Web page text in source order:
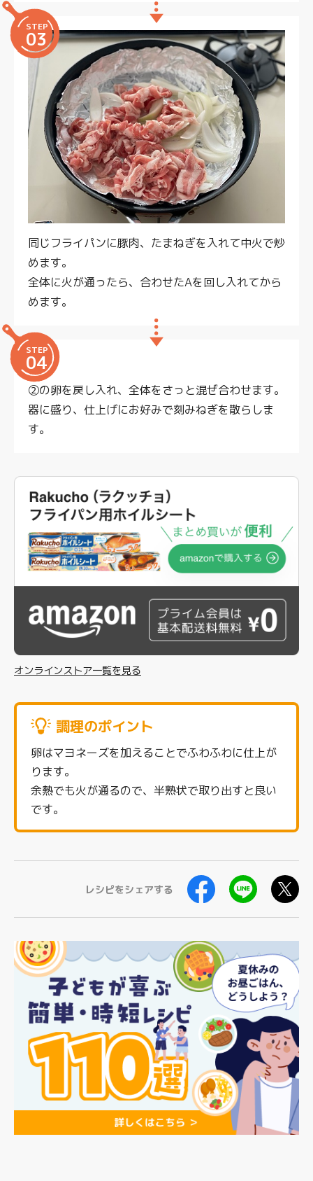
STEP
03
同じフライパンに豚肉、たまねぎを入れて中火で炒
めます。
全体に火が通ったら、合わせたAを回し入れてから
めます。
STEP
04
②の卵を戻し入れ、全体をさっと混ぜ合わせます。
器に盛り、仕上げにお好みで刻みねぎを散らしま
す。
オンラインストア一覧を見る
調理のポイント
卵はマヨネーズを加えることでふわふわに仕上が
ります。
余熱でも火が通るので、半熟状で取り出すと良い
です。
レシピをシェアする